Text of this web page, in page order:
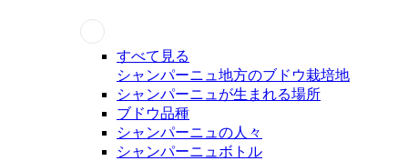
すべて見る
シャンパーニュ地方のブドウ栽培地
シャンパーニュが生まれる場所
ブドウ品種
シャンパーニュの人々
シャンパーニュボトル